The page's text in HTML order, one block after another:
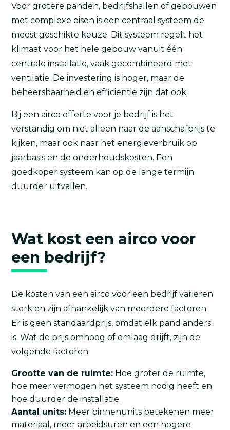
Voor grotere panden, bedrijfshallen of gebouwen
met complexe eisen is een centraal systeem de
meest geschikte keuze. Dit systeem regelt het
klimaat voor het hele gebouw vanuit één
centrale installatie, vaak gecombineerd met
ventilatie. De investering is hoger, maar de
beheersbaarheid en efficiëntie zijn dat ook.
Bij een airco offerte voor je bedrijf is het
verstandig om niet alleen naar de aanschafprijs te
kijken, maar ook naar het energieverbruik op
jaarbasis en de onderhoudskosten. Een
goedkoper systeem kan op de lange termijn
duurder uitvallen.
Wat kost een airco voor
een bedrijf?
De kosten van een airco voor een bedrijf variëren
sterk en zijn afhankelijk van meerdere factoren.
Er is geen standaardprijs, omdat elk pand anders
is. Wat de prijs omhoog of omlaag drijft, zijn de
volgende factoren:
Grootte van de ruimte: Hoe groter de ruimte,
hoe meer vermogen het systeem nodig heeft en
hoe duurder de installatie.
Aantal units: Meer binnenunits betekenen meer
materiaal, meer arbeidsuren en een hogere